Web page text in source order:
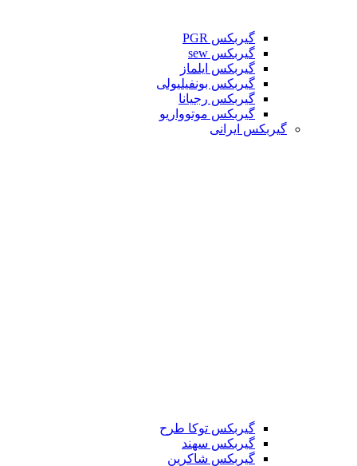
گیربکس PGR
گیربکس sew
گیربکس ایلماز
گیربکس بونفیلیولی
گیربکس رجیانا
گیربکس موتوواریو
گیربکس ایرانی
گیربکس توکا طرح
گیربکس سهند
گیربکس شاکرین